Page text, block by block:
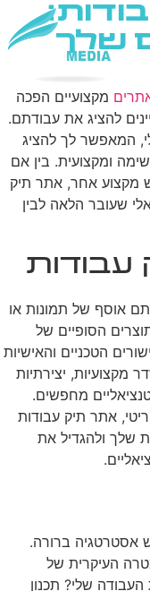
שלך
מקצועיים הפכה
להציג את עבודתם.
המאפשר לך להציג
ומקצועית. בין אם
מקצוע אחר, אתר תיק
שעובר הלאה לבין
עבודות
אוסף של תמונות או
הסופיים של
הטכניים והאישיות
מקצועיות, יצירתיות
מחפשים.
אתר תיק עבודות
שלך ולהגדיל את
אסטרטגיה ברורה.
העיקרית של
שלי? תכנון